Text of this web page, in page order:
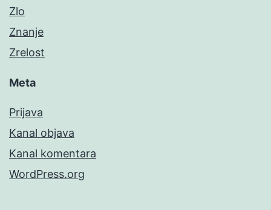
Zlo
Znanje
Zrelost
Meta
Prijava
Kanal objava
Kanal komentara
WordPress.org